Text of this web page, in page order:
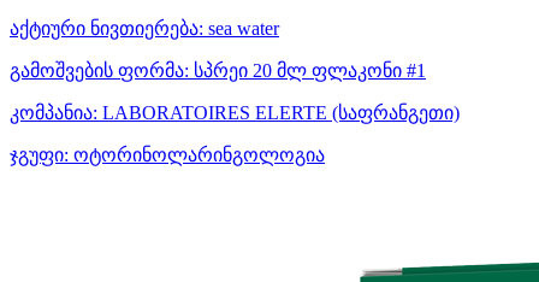
აქტიური ნივთიერება: sea water
გამოშვების ფორმა: სპრეი 20 მლ ფლაკონი #1
კომპანია: LABORATOIRES ELERTE (საფრანგეთი)
ჯგუფი: ოტორინოლარინგოლოგია